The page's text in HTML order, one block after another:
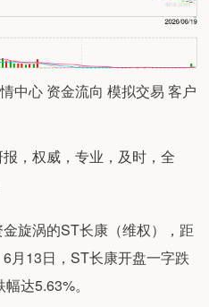
中心 资金流向 模拟交易 客户
，权威，专业，及时，全
旋涡的ST长康（维权），距
月13日，ST长康开盘一字跌
达5.63%。